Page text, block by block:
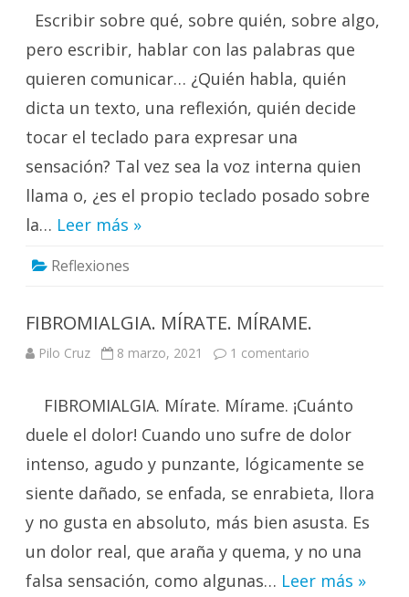
un
ordenador
Escribir sobre qué, sobre quién, sobre algo,
pero escribir, hablar con las palabras que
quieren comunicar… ¿Quién habla, quién
dicta un texto, una reflexión, quién decide
tocar el teclado para expresar una
sensación? Tal vez sea la voz interna quien
llama o, ¿es el propio teclado posado sobre
la… Leer más »
Reflexiones
FIBROMIALGIA. MÍRATE. MÍRAME.
Pilo Cruz 8 marzo, 2021 1 comentario
FIBROMIALGIA. Mírate. Mírame. ¡Cuánto
duele el dolor! Cuando uno sufre de dolor
intenso, agudo y punzante, lógicamente se
siente dañado, se enfada, se enrabieta, llora
y no gusta en absoluto, más bien asusta. Es
un dolor real, que araña y quema, y no una
falsa sensación, como algunas… Leer más »